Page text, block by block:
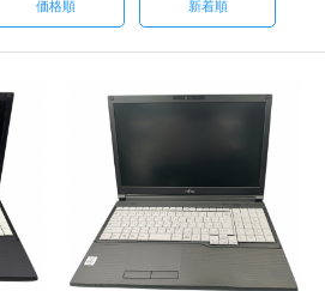
価格順 新着順